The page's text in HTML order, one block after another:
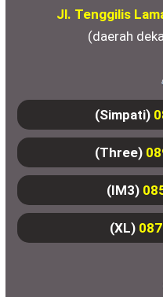
Jl. Tenggilis
(daerah
(Simpati)
(Three)
(IM3)
(XL)